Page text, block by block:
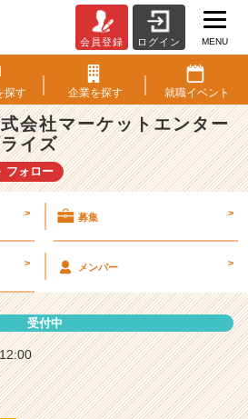
会員登録 ログイン MENU
探す 企業を探す 就職イベント
会社マーケットエンター
イズ
フォロー
> 募集 >
> メンバー >
受付中